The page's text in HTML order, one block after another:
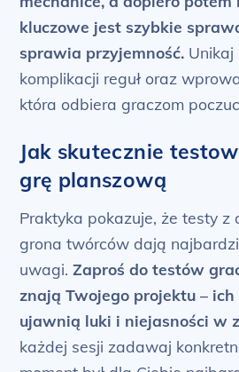
kluczowe jest szybkie
sprawia przyjemność. Unikaj
komplikacji reguł oraz
która odbiera graczom
Jak skutecznie
grę planszową
Praktyka pokazuje, że testy z
grona twórców dają
uwagi.Zaproś do testów
znają Twojego projektu – ich
ujawnią luki i niejasności w
każdej sesji zadawaj